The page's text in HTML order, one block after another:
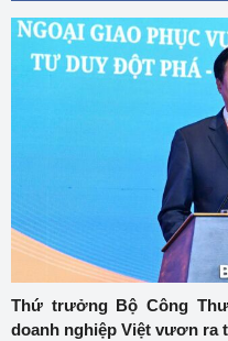
Thứ trưởng Bộ Công
doanh nghiệp Việt vươn ra